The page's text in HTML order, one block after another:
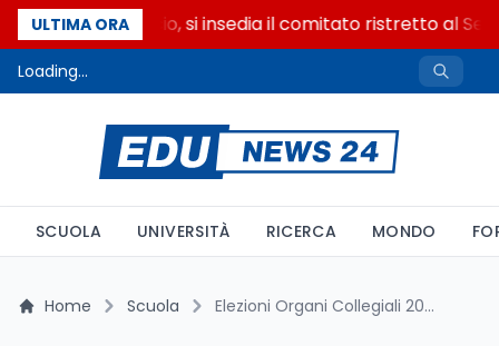
ULTIMA ORA
Riforma del calcio, si insedia il comitato ristretto al
Loading...
SCUOLA UNIVERSITÀ RICERCA MONDO
Home Scuola Elezioni Organi Collegiali 2025/26: Linee Guida Ministeriali, Scadenze e Novità sul Voto Annuale nelle Scuole